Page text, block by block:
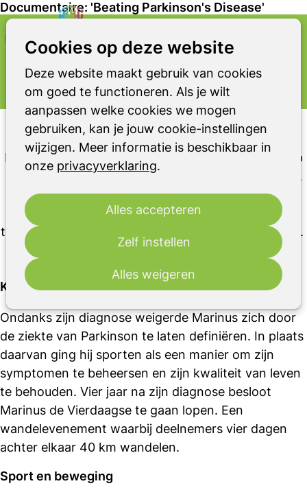
Cookies op deze website
Deze website maakt gebruik van cookies
om goed te functioneren. Als je wilt
aanpassen welke cookies we mogen
gebruiken, kan je jouw cookie-instellingen
wijzigen. Meer informatie is beschikbaar in
onze privacyverklaring.
Alles accepteren
Zelf instellen
Alles weigeren
Documentaire: 'Beating Parkinson's Disease'
RONDOM PARKINSON(ISMEN)
Film / documentaire
Documentaire: 'Beating Parkinson's Disease'
Een documentaire over de effecten van sporten op
de ziekte van Parkinson. Maak kennis met Marinus,
bij wie op 47-jarige leeftijd de ziekte van Parkinson
werd vastgesteld, en ontdek hoe hij zijn leven
transformeerde door middel van lichaamsbeweging.
27 februari 2023
Kwaliteit van leven
Ondanks zijn diagnose weigerde Marinus zich door
de ziekte van Parkinson te laten definiëren. In plaats
daarvan ging hij sporten als een manier om zijn
symptomen te beheersen en zijn kwaliteit van leven
te behouden. Vier jaar na zijn diagnose besloot
Marinus de Vierdaagse te gaan lopen. Een
wandelevenement waarbij deelnemers vier dagen
achter elkaar 40 km wandelen.
Sport en beweging